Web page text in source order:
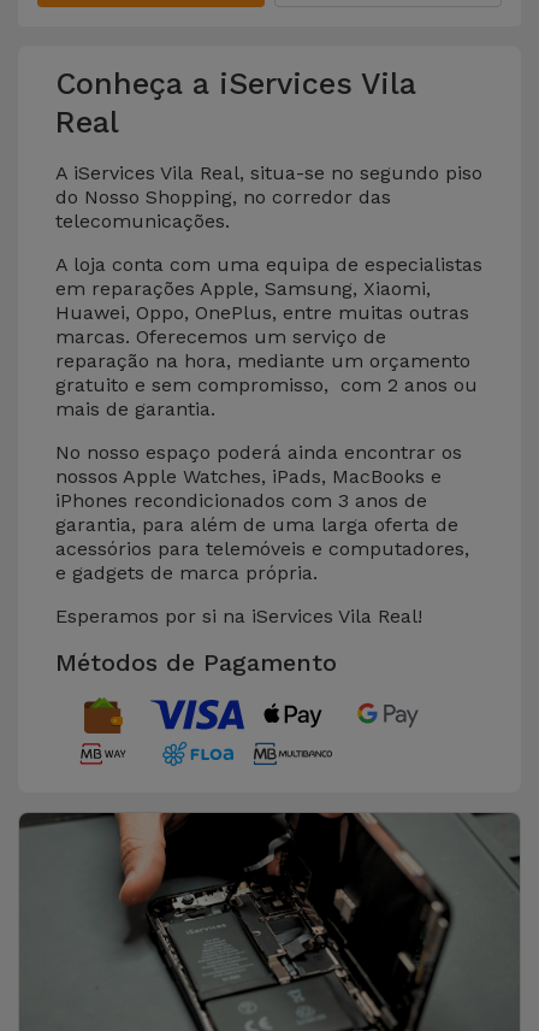
Conheça a iServices Vila
Real
A iServices Vila Real, situa-se no segundo piso
do Nosso Shopping, no corredor das
telecomunicações.
A loja conta com uma equipa de especialistas
em reparações Apple, Samsung, Xiaomi,
Huawei, Oppo, OnePlus, entre muitas outras
marcas. Oferecemos um serviço de
reparação na hora, mediante um orçamento
gratuito e sem compromisso, com 2 anos ou
mais de garantia.
No nosso espaço poderá ainda encontrar os
nossos Apple Watches, iPads, MacBooks e
iPhones recondicionados com 3 anos de
garantia, para além de uma larga oferta de
acessórios para telemóveis e computadores,
e gadgets de marca própria.
Esperamos por si na iServices Vila Real!
Métodos de Pagamento